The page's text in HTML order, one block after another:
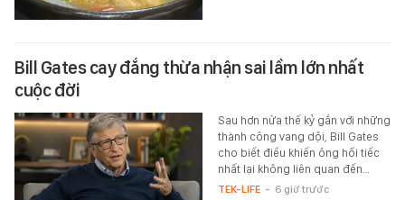
Bill Gates cay đắng thừa nhận sai lầm lớn nhất
cuộc đời
Sau hơn nửa thế kỷ gắn với những
thành công vang dội, Bill Gates
cho biết điều khiến ông hối tiếc
nhất lại không liên quan đến…
TEK-LIFE - 6 giờ trước